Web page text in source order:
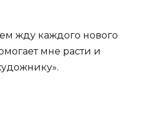
жду каждого нового
мне расти и